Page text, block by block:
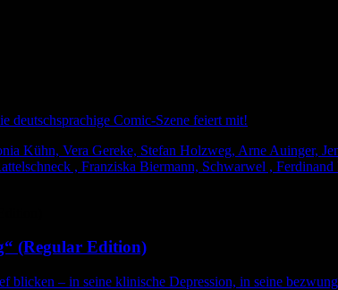
deutschsprachige Comic-Szene feiert mit!
Kühn, Vera Gereke, Stefan Holzweg, Arne Auinger,
, Franziska Biermann, Schwarwel ,
(Regular Edition)
blicken – in seine klinische Depression, in seine